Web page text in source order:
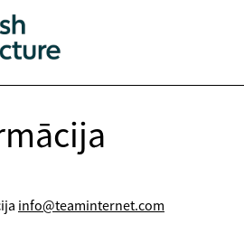
info@teaminternet.com